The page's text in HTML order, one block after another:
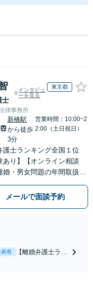
士
インタビュ
ーを見る
東京都
律事務所
新橋駅
から徒歩
3分
営業時間：10:00~2
2:00（土日祝日）
護士ランキング全国１位
あり】【オンライン相談
婚・男女問題の年間取扱件
したくないという方は是非
ださい。
メールで面談予約
表有
【離婚弁護士ラン